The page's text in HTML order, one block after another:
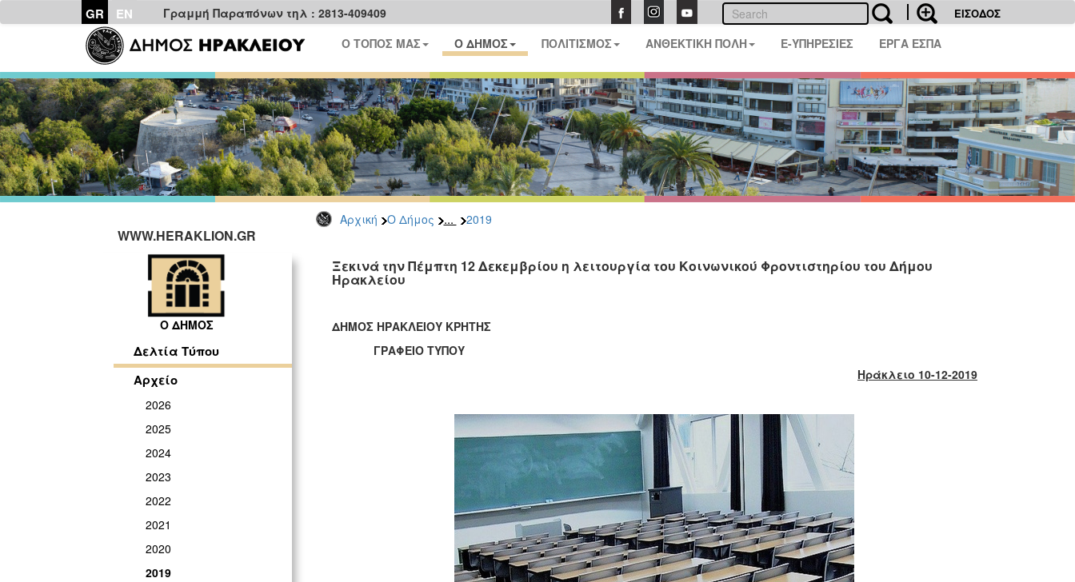
GR EN Γραμμή Παραπόνων τηλ : 2813-409409 ΕΙΣΟΔΟΣ
Ο ΤΟΠΟΣ ΜΑΣ Ο ΔΗΜΟΣ ΠΟΛΙΤΙΣΜΟΣ ΑΝΘΕΚΤΙΚΗ ΠΟΛΗ E-ΥΠΗΡΕΣΙΕΣ ΕΡΓΑ ΕΣΠΑ
Αρχική Ο Δήμος ... 2019
WWW.HERAKLION.GR
Ο ΔΗΜΟΣ
Δελτία Τύπου
Αρχείο
2026
2025
2024
2023
2022
2021
2020
2019
Ξεκινά την Πέμπτη 12 Δεκεμβρίου η λειτουργία του Κοινωνικού Φροντιστηρίου του Δήμου
Ηρακλείου
ΔΗΜΟΣ ΗΡΑΚΛΕΙΟΥ ΚΡΗΤΗΣ
ΓΡΑΦΕΙΟ ΤΥΠΟΥ
Ηράκλειο 10-12-2019